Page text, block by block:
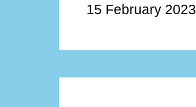
15 February 2023